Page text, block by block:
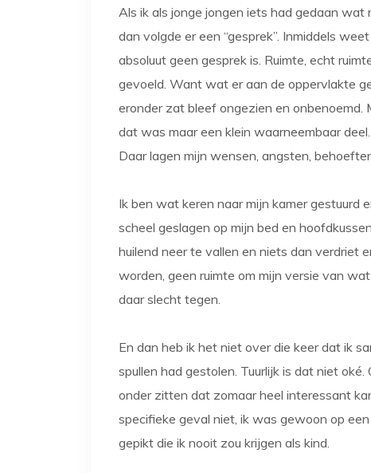
Als ik als jonge jongen iets had gedaan
dan volgde er een “gesprek”. Inmiddels
absoluut geen gesprek is. Ruimte, echt
gevoeld. Want wat er aan de oppervlakte
eronder zat bleef ongezien en onbenoemd.
dat was maar een klein waarneembaar
Daar lagen mijn wensen, angsten,
Ik ben wat keren naar mijn kamer gestuurd
scheel geslagen op mijn bed en
huilend neer te vallen en niets dan verdriet
worden, geen ruimte om mijn versie van
daar slecht tegen.
En dan heb ik het niet over die keer dat ik
spullen had gestolen. Tuurlijk is dat niet
onder zitten dat zomaar heel interessant
specifieke geval niet, ik was gewoon op
gepikt die ik nooit zou krijgen als kind.